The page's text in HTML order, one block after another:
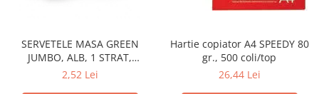
Lumanari
Mopuri
Tipizate
Tuș & more
SERVETELE MASA GREEN
JUMBO, ALB, 1 STRAT,
25X25CM
2,52 Lei
Hartie copiator A4 SPEEDY 80
gr., 500 coli/top
26,44 Lei